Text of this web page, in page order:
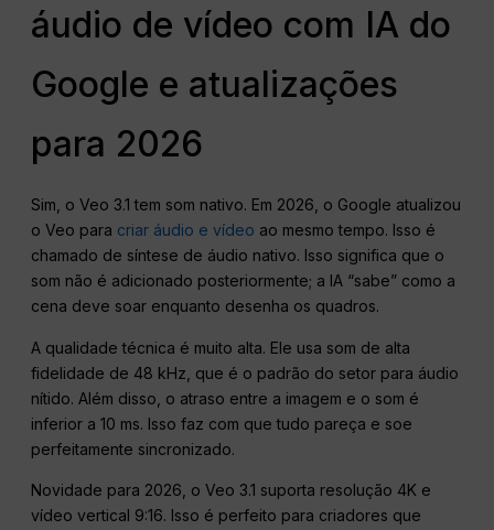
áudio de vídeo com IA do
Google e atualizações
para 2026
Sim, o Veo 3.1 tem som nativo. Em 2026, o Google atualizou
o Veo para criar áudio e vídeo ao mesmo tempo. Isso é
chamado de síntese de áudio nativo. Isso significa que o
som não é adicionado posteriormente; a IA “sabe” como a
cena deve soar enquanto desenha os quadros.
A qualidade técnica é muito alta. Ele usa som de alta
fidelidade de 48 kHz, que é o padrão do setor para áudio
nítido. Além disso, o atraso entre a imagem e o som é
inferior a 10 ms. Isso faz com que tudo pareça e soe
perfeitamente sincronizado.
Novidade para 2026, o Veo 3.1 suporta resolução 4K e
vídeo vertical 9:16. Isso é perfeito para criadores que